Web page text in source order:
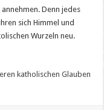
Denn jedes
sich Himmel und
Wurzeln neu.
katholischen Glauben